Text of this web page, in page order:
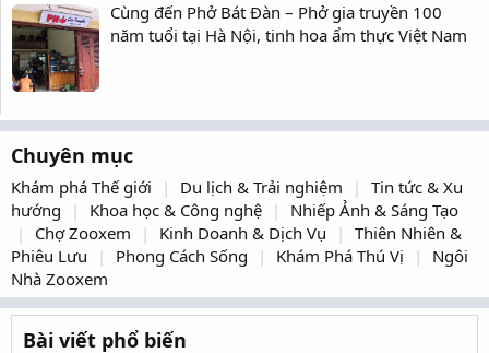
Cùng đến Phở Bát Đàn – Phở gia truyền 100
năm tuổi tại Hà Nội, tinh hoa ẩm thực Việt Nam
Chuyên mục
Khám phá Thế giới Du lịch & Trải nghiệm
Tin tức & Xu
hướng
Khoa học & Công nghệ
Nhiếp Ảnh & Sáng Tạo
Chợ Zooxem
Kinh Doanh & Dịch Vụ
Thiên Nhiên &
Phiêu Lưu
Phong Cách Sống Khám Phá Thú Vị
Ngôi
Nhà Zooxem
Bài viết phổ biến